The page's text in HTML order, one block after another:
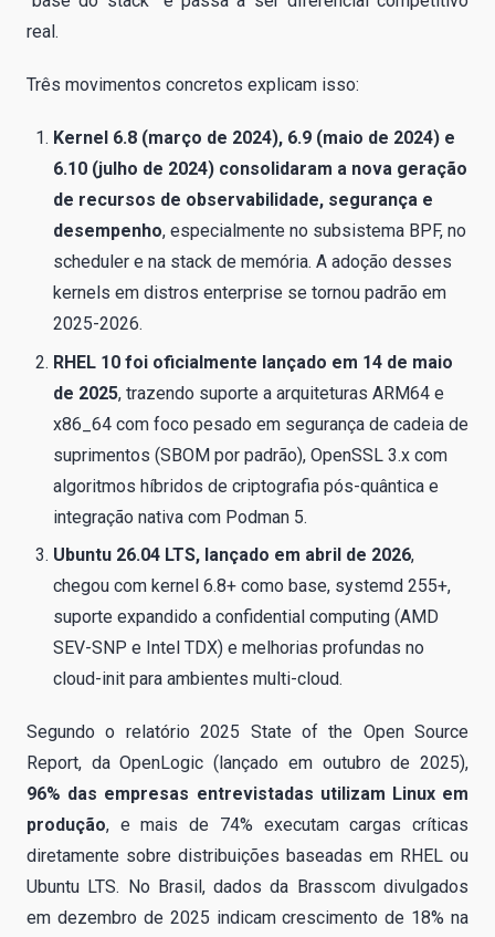
real.
Três movimentos concretos explicam isso:
Kernel 6.8 (março de 2024), 6.9 (maio de 2024) e
6.10 (julho de 2024) consolidaram a nova geração
de recursos de observabilidade, segurança e
desempenho, especialmente no subsistema BPF, no
scheduler e na stack de memória. A adoção desses
kernels em distros enterprise se tornou padrão em
2025-2026.
RHEL 10 foi oficialmente lançado em 14 de maio
de 2025, trazendo suporte a arquiteturas ARM64 e
x86_64 com foco pesado em segurança de cadeia de
suprimentos (SBOM por padrão), OpenSSL 3.x com
algoritmos híbridos de criptografia pós-quântica e
integração nativa com Podman 5.
Ubuntu 26.04 LTS, lançado em abril de 2026,
chegou com kernel 6.8+ como base, systemd 255+,
suporte expandido a confidential computing (AMD
SEV-SNP e Intel TDX) e melhorias profundas no
cloud-init para ambientes multi-cloud.
Segundo o relatório 2025 State of the Open Source
Report, da OpenLogic (lançado em outubro de 2025),
96% das empresas entrevistadas utilizam Linux em
produção, e mais de 74% executam cargas críticas
diretamente sobre distribuições baseadas em RHEL ou
Ubuntu LTS. No Brasil, dados da Brasscom divulgados
em dezembro de 2025 indicam crescimento de 18% na